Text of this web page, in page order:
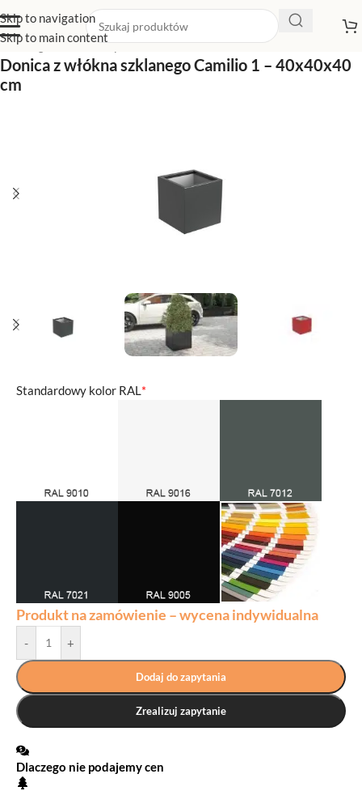
Skip to navigation
Skip to main content
Strona główna/Sklep z donicami/Donice kwadratowe
Donica z włókna szklanego Camilio 1 – 40x40x40
cm
*
Standardowy kolor RAL
Produkt na zamówienie – wycena indywidualna
- +
Dodaj do zapytania
Zrealizuj zapytanie
Dlaczego nie podajemy cen